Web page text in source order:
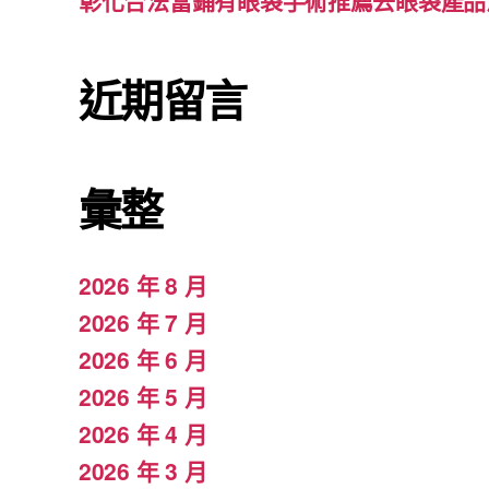
近期留言
彙整
2026 年 8 月
2026 年 7 月
2026 年 6 月
2026 年 5 月
2026 年 4 月
2026 年 3 月